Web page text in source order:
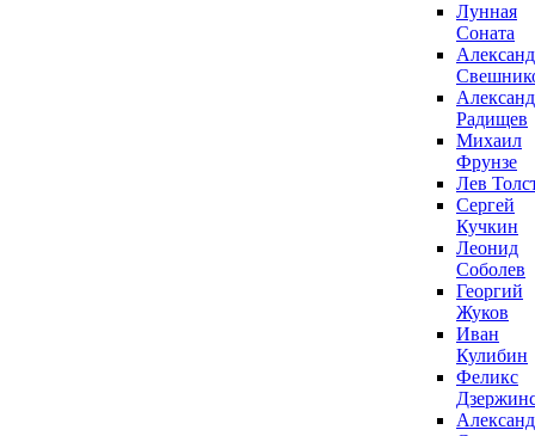
Лунная
Соната
Радищев
Михаил
Фрунзе
Лев
Сергей
Кучкин
Леонид
Соболев
Георгий
Жуков
Иван
Кулибин
Феликс